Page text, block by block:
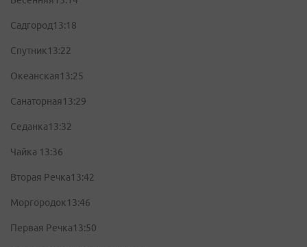
Садгород13:18
Спутник13:22
Океанская13:25
Санаторная13:29
Седанка13:32
Чайка 13:36
Вторая Речка13:42
Моргородок13:46
Первая Речка13:50